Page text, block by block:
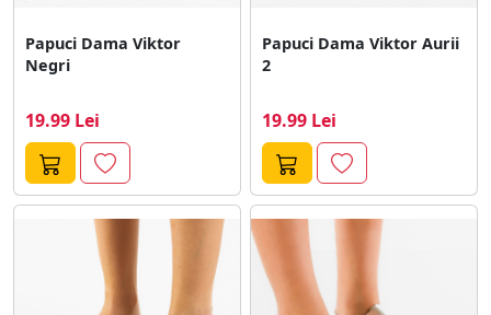
Papuci Dama Viktor
Negri
19.99 Lei
Papuci Dama Viktor Aurii
2
19.99 Lei